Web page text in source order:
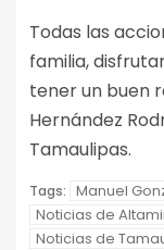
Todas las
familia,
tener un buen
Hernández
Tamaulipas.
Tags: Manuel
Noticias de
Noticias de